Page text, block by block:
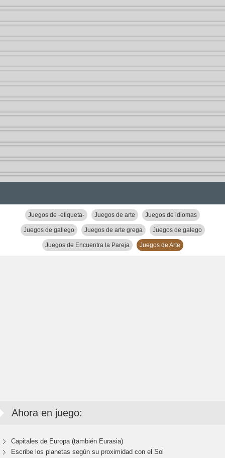
Juegos de -etiqueta- Juegos de arte Juegos de idiomas
Juegos de gallego Juegos de arte grega Juegos de galego
Juegos de Encuentra la Pareja Juegos de Arte
Ahora en juego:
Capitales de Europa (también Eurasia)
Escribe los planetas según su proximidad con el Sol